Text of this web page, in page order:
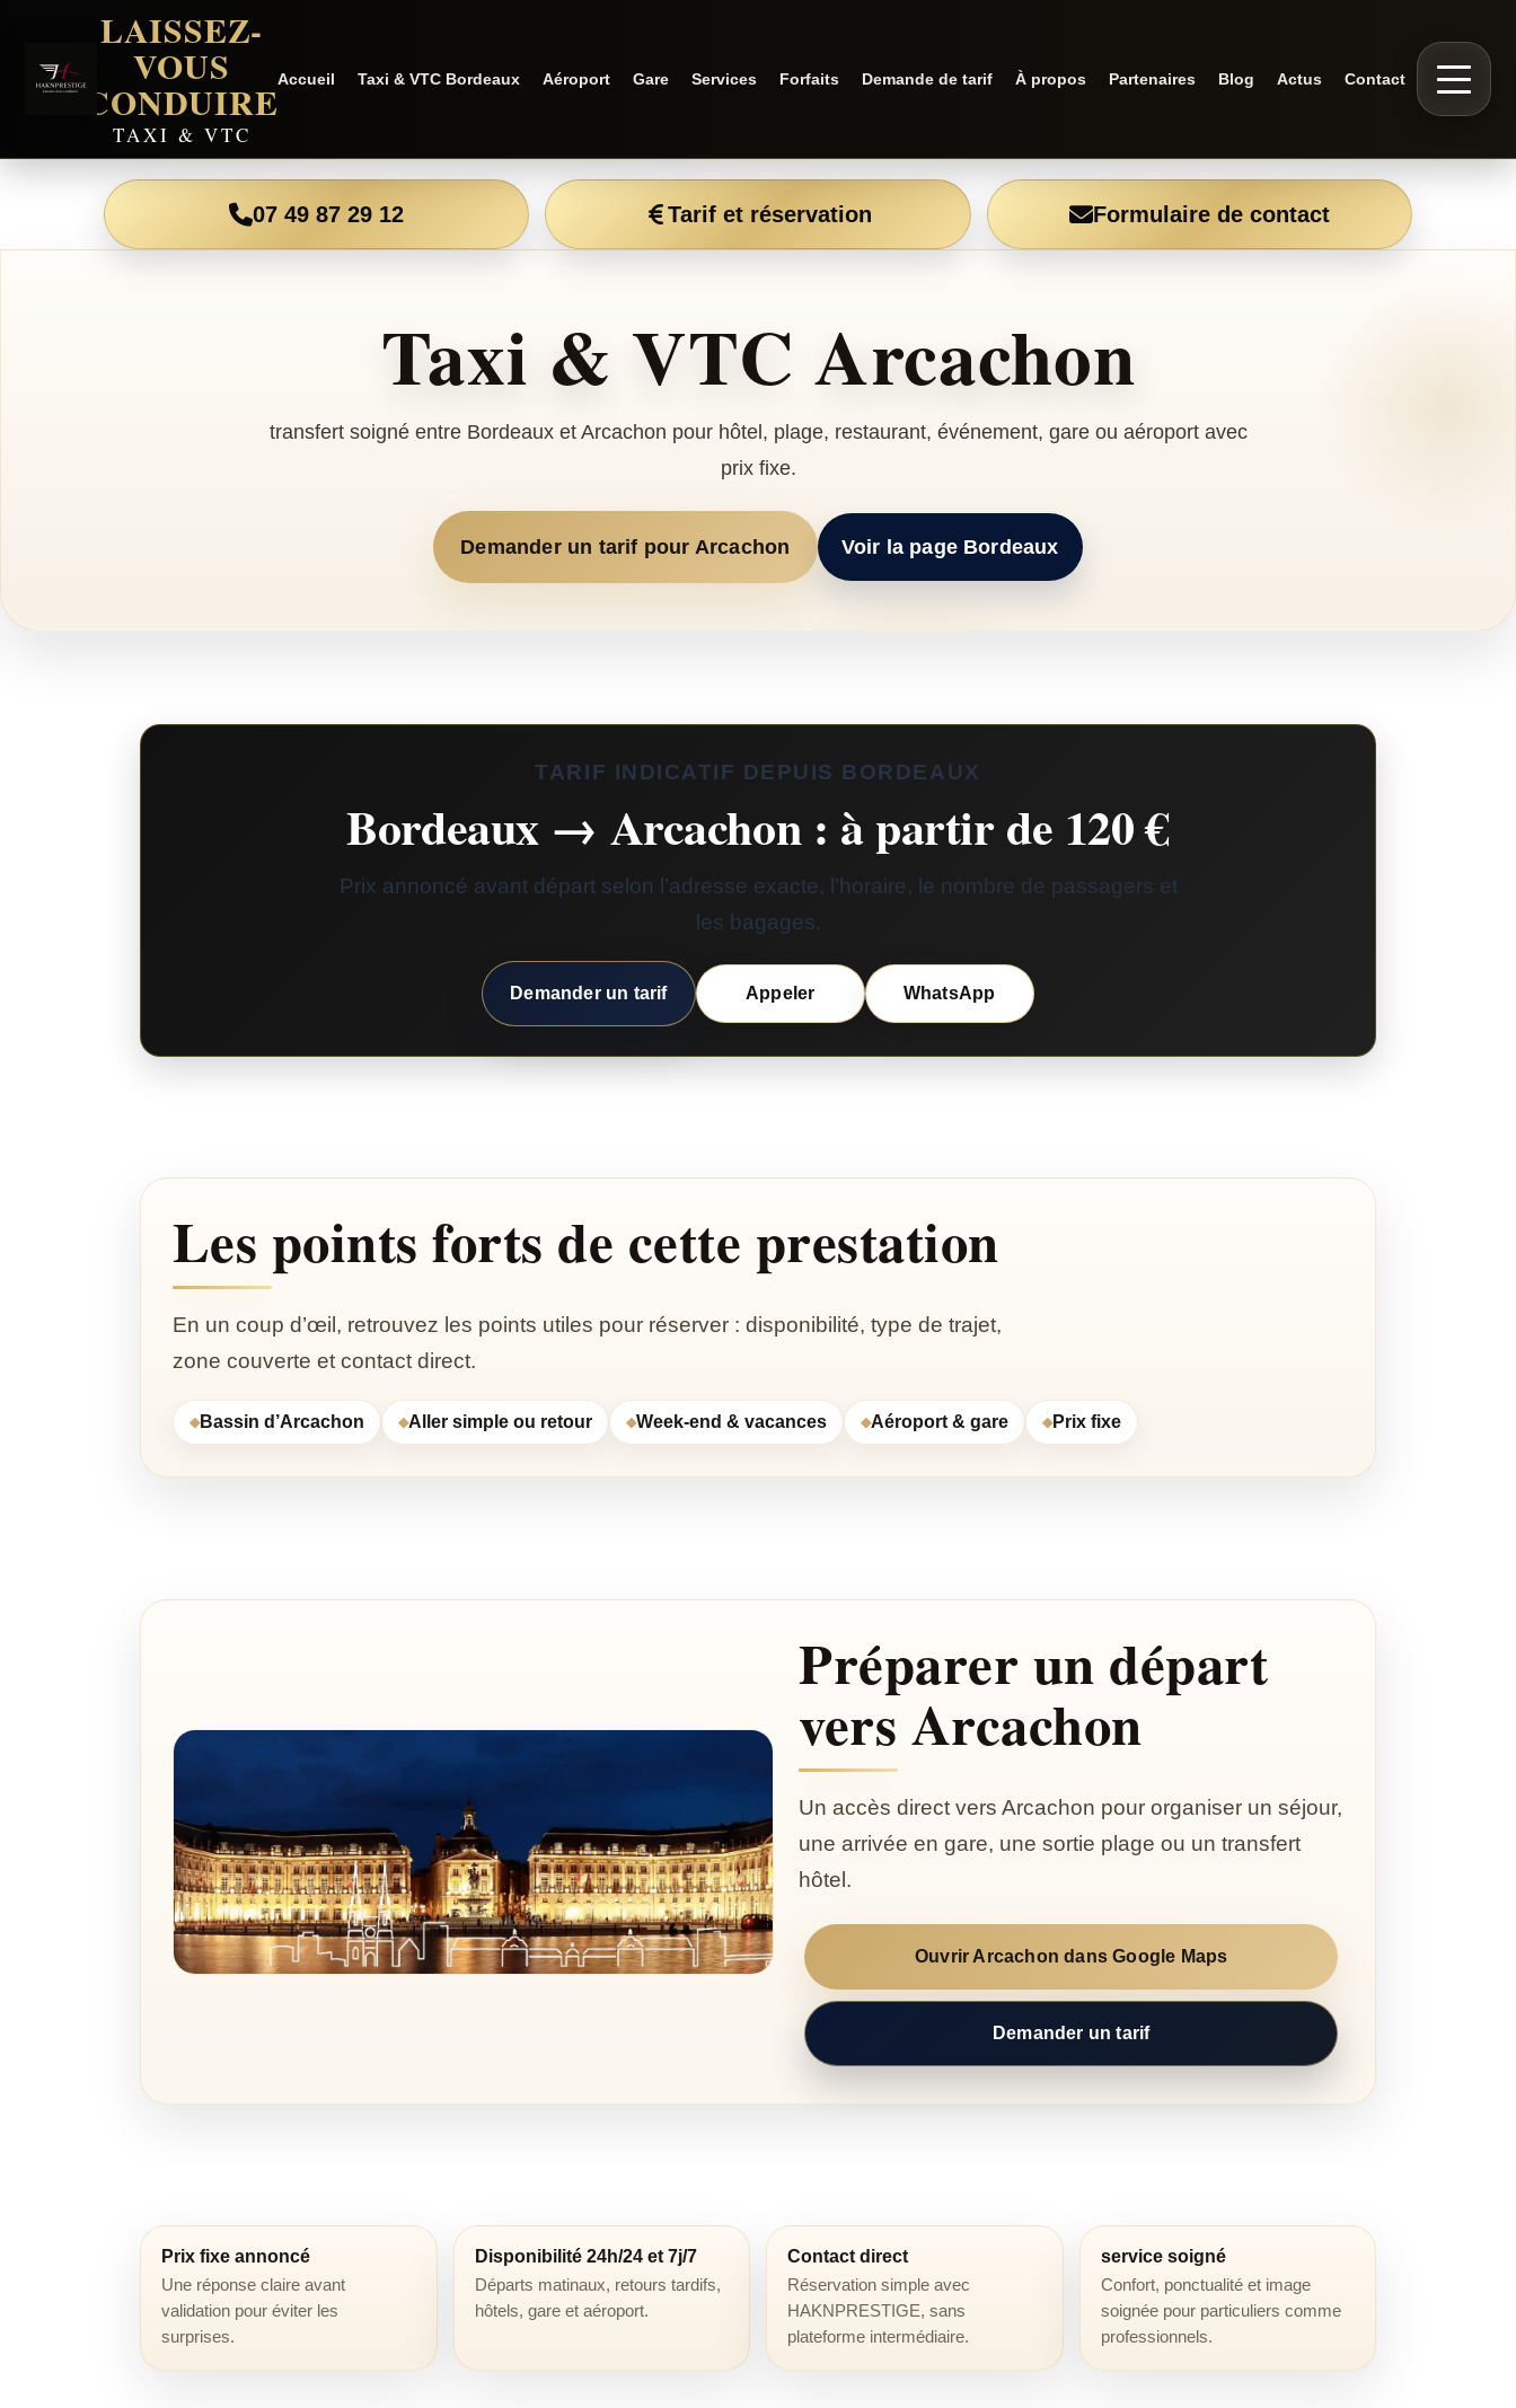
LAISSEZ-
VOUS
CONDUIRE
TAXI & VTC
Accueil Taxi & VTC Bordeaux Aéroport Gare Services Forfaits Demande de tarif À propos Partenaires Blog Actus Contact
07 49 87 29 12 Tarif et réservation Formulaire de contact
Taxi & VTC Arcachon
transfert soigné entre Bordeaux et Arcachon pour hôtel, plage, restaurant, événement, gare ou aéroport avec
prix fixe.
Demander un tarif pour Arcachon Voir la page Bordeaux
TARIF INDICATIF DEPUIS BORDEAUX
Bordeaux → Arcachon : à partir de 120 €
Prix annoncé avant départ selon l’adresse exacte, l’horaire, le nombre de passagers et
les bagages.
Demander un tarif Appeler WhatsApp
Les points forts de cette prestation
En un coup d’œil, retrouvez les points utiles pour réserver : disponibilité, type de trajet,
zone couverte et contact direct.
Bassin d’Arcachon Aller simple ou retour Week-end & vacances Aéroport & gare Prix fixe
Préparer un départ
vers Arcachon
Un accès direct vers Arcachon pour organiser un séjour,
une arrivée en gare, une sortie plage ou un transfert
hôtel.
Ouvrir Arcachon dans Google Maps
Demander un tarif
Prix fixe annoncé
Une réponse claire avant
validation pour éviter les
surprises.
Disponibilité 24h/24 et 7j/7
Départs matinaux, retours tardifs,
hôtels, gare et aéroport.
Contact direct
Réservation simple avec
HAKNPRESTIGE, sans
plateforme intermédiaire.
service soigné
Confort, ponctualité et image
soignée pour particuliers comme
professionnels.